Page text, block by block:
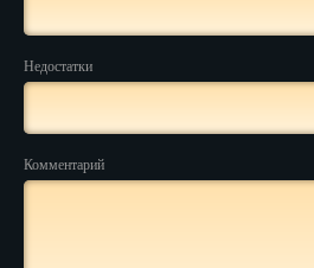
Недостатки
Комментарий